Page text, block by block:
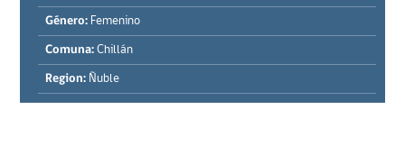
Género: Femenino
Comuna: Chillán
Region: Ñuble